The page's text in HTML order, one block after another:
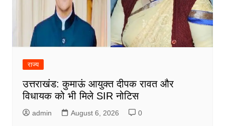
राज्य
उत्तराखंड: कुमाऊं आयुक्त दीपक रावत और
विधायक को भी मिले SIR नोटिस
admin August 6, 2026 0